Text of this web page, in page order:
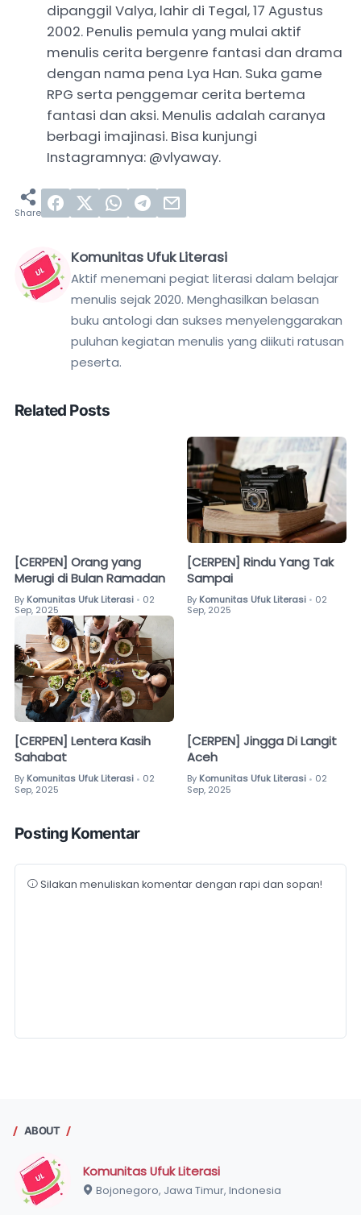
dipanggil Valya, lahir di Tegal, 17 Agustus
2002. Penulis pemula yang mulai aktif
menulis cerita bergenre fantasi dan drama
dengan nama pena Lya Han. Suka game
RPG serta penggemar cerita bertema
fantasi dan aksi. Menulis adalah caranya
berbagi imajinasi. Bisa kunjungi
Instagramnya: @vlyaway.
Komunitas Ufuk Literasi
Aktif menemani pegiat literasi dalam belajar
menulis sejak 2020. Menghasilkan belasan
buku antologi dan sukses menyelenggarakan
puluhan kegiatan menulis yang diikuti ratusan
peserta.
Related Posts
[CERPEN] Orang yang
Merugi di Bulan Ramadan
By Komunitas Ufuk Literasi • 02
Sep, 2025
[CERPEN] Rindu Yang Tak
Sampai
By Komunitas Ufuk Literasi • 02
Sep, 2025
[CERPEN] Lentera Kasih
Sahabat
By Komunitas Ufuk Literasi • 02
Sep, 2025
[CERPEN] Jingga Di Langit
Aceh
By Komunitas Ufuk Literasi • 02
Sep, 2025
Posting Komentar
Silakan menuliskan komentar dengan rapi dan sopan!
ABOUT
Komunitas Ufuk Literasi
Bojonegoro, Jawa Timur, Indonesia